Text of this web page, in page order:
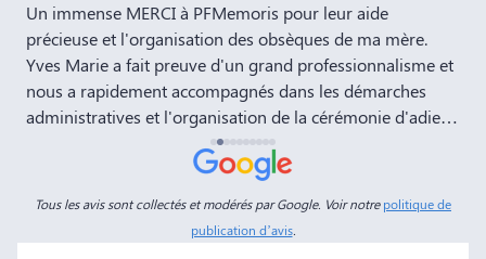
Un immense MERCI à PFMemoris pour leur aide
précieuse et l'organisation des obsèques de ma mère.
Yves Marie a fait preuve d'un grand professionnalisme et
nous a rapidement accompagnés dans les démarches
administratives et l'organisation de la cérémonie d'adieu.
Nous souhaitons à votre entreprise prospérité et succès
et la recommandons vivement à tous nos amis et
connaissances. Dans ces moments de deuil, des
personnes comme Yves Marie et Dimitry sont d'un grand
réconfort, et c'est un véritable soulagement de savoir que
Tous les avis sont collectés et modérés par Google. Voir notrepolitique de
publication d’avis.